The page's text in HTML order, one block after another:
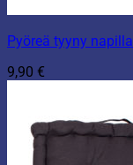
Pyöreä tyyny
9,90 €